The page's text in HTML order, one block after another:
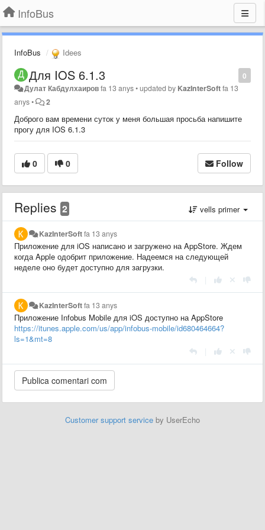
InfoBus
InfoBus Idees
0
Для IOS 6.1.3
Дулат Кабдулхаировfa 13 anys•updated by KazInterSoftfa 13
anys• 2
Доброго вам времени суток у меня большая просьба напишите
прогу для IOS 6.1.3
0 0 Follow
Replies 2 vells primer
KazInterSoftfa 13 anys
Приложение для iOS написано и загружено на AppStore. Ждем
когда Apple одобрит приложение. Надеемся на следующей
неделе оно будет доступно для загрузки.
KazInterSoftfa 13 anys
Приложение Infobus Mobile для iOS доступно на AppStore
https://itunes.apple.com/us/app/infobus-mobile/id680464664?
ls=1&mt=8
Customer support service by UserEcho